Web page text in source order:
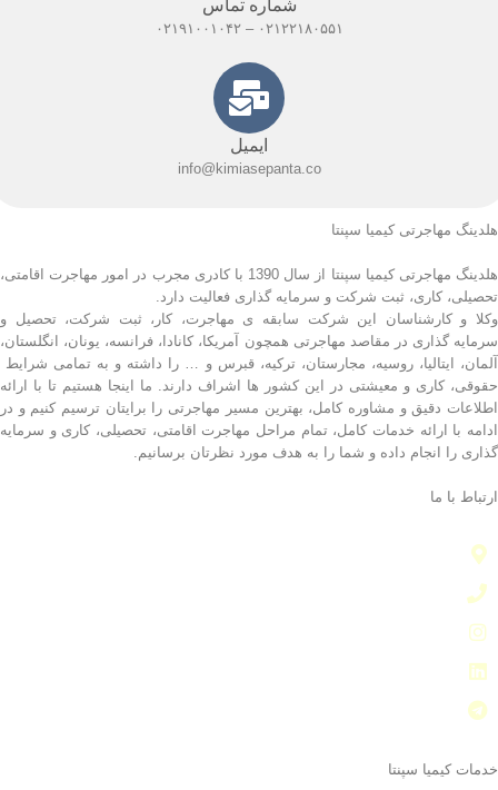
شماره تماس
۰۲۱۲۲۱۸۰۵۵۱ – ۰۲۱۹۱۰۰۱۰۴۲
ایمیل
info@kimiasepanta.co
هلدینگ مهاجرتی کیمیا سپنتا
هلدینگ مهاجرتی کیمیا سپنتا از سال 1390 با کادری مجرب در امور مهاجرت اقامتی،
تحصیلی، کاری، ثبت شرکت و سرمایه گذاری فعالیت دارد.
وکلا و کارشناسان این شرکت سابقه ی مهاجرت، کار، ثبت شرکت، تحصیل و
سرمایه گذاری در مقاصد مهاجرتی همچون آمریکا، کانادا، فرانسه، یونان، انگلستان،
آلمان، ایتالیا، روسیه، مجارستان، ترکیه، قبرس و … را داشته و به تمامی شرایط
حقوقی، کاری و معیشتی در این کشور ها اشراف دارند. ما اینجا هستیم تا با ارائه
اطلاعات دقیق و مشاوره کامل، بهترین مسیر مهاجرتی را برایتان ترسیم کنیم و در
ادامه با ارائه خدمات کامل، تمام مراحل مهاجرت اقامتی، تحصیلی، کاری و سرمایه
گذاری را انجام داده و شما را به هدف مورد نظرتان برسانیم.
ارتباط با ما
خدمات کیمیا سپنتا